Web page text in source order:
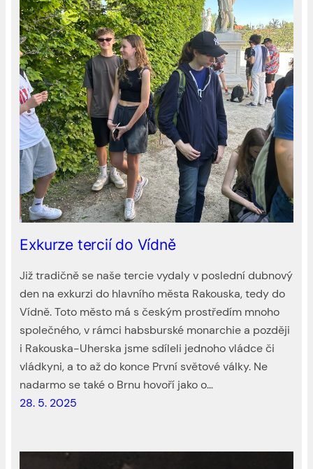
Exkurze tercií do Vídně
Již tradičně se naše tercie vydaly v poslední dubnový
den na exkurzi do hlavního města Rakouska, tedy do
Vídně. Toto město má s českým prostředím mnoho
společného, v rámci habsburské monarchie a později
i Rakouska-Uherska jsme sdíleli jednoho vládce či
vládkyni, a to až do konce První světové války. Ne
nadarmo se také o Brnu hovoří jako o…
28. 5. 2025